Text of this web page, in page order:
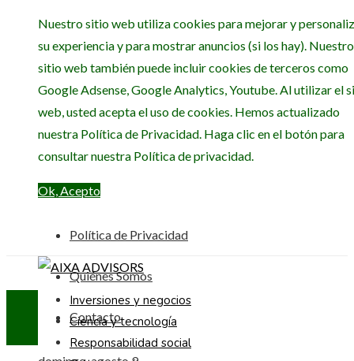
Nuestro sitio web utiliza cookies para mejorar y
su experiencia y para mostrar anuncios (si los hay). Nuestro
sitio web también puede incluir cookies de terceros como
Google Adsense, Google Analytics, Youtube. Al utilizar el
web, usted acepta el uso de cookies. Hemos actualizado
nuestra Política de Privacidad. Haga clic en el botón para
consultar nuestra Política de privacidad.
Ok, Acepto
Política de Privacidad
Quiénes Somos
Contacto
Inversiones y negocios
Ciencia y tecnología
Responsabilidad social